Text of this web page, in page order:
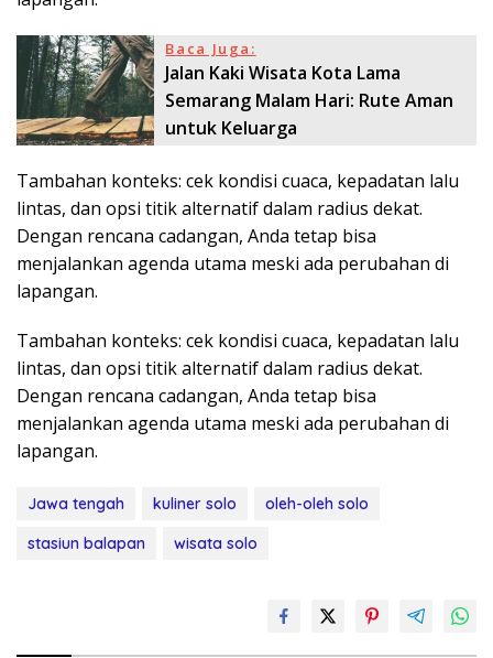
Baca Juga:
Jalan Kaki Wisata Kota Lama
Semarang Malam Hari: Rute Aman
untuk Keluarga
Tambahan konteks: cek kondisi cuaca, kepadatan lalu
lintas, dan opsi titik alternatif dalam radius dekat.
Dengan rencana cadangan, Anda tetap bisa
menjalankan agenda utama meski ada perubahan di
lapangan.
Tambahan konteks: cek kondisi cuaca, kepadatan lalu
lintas, dan opsi titik alternatif dalam radius dekat.
Dengan rencana cadangan, Anda tetap bisa
menjalankan agenda utama meski ada perubahan di
lapangan.
Jawa tengah kuliner solo
oleh-oleh solo
stasiun balapan
wisata solo